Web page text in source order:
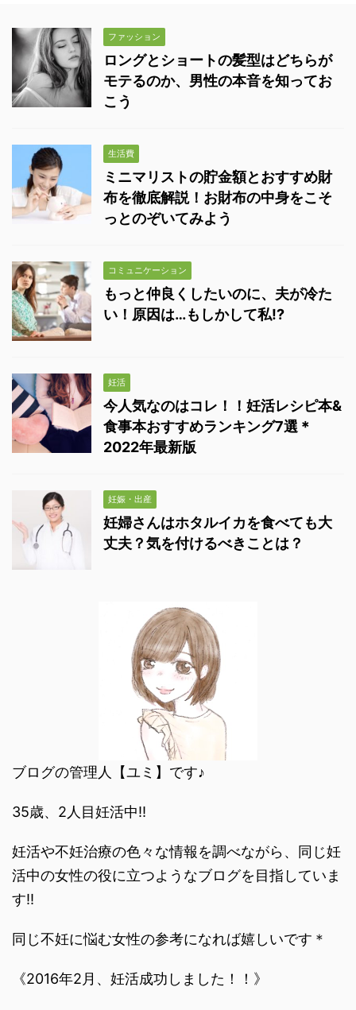
ファッション
ロングとショートの髪型はどちらが
モテるのか、男性の本音を知ってお
こう
生活費
ミニマリストの貯金額とおすすめ財
布を徹底解説！お財布の中身をこそ
っとのぞいてみよう
コミュニケーション
もっと仲良くしたいのに、夫が冷た
い！原因は…もしかして私!?
妊活
今人気なのはコレ！！妊活レシピ本&
食事本おすすめランキング7選＊
2022年最新版
妊娠・出産
妊婦さんはホタルイカを食べても大
丈夫？気を付けるべきことは？
ブログの管理人【ユミ】です♪
35歳、2人目妊活中‼︎
妊活や不妊治療の色々な情報を調べながら、同じ妊
活中の女性の役に立つようなブログを目指していま
す‼︎
同じ不妊に悩む女性の参考になれば嬉しいです＊
《2016年2月、妊活成功しました！！》